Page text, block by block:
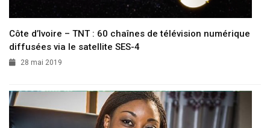
Côte d’Ivoire – TNT : 60 chaînes de télévision numérique
diffusées via le satellite SES-4
28 mai 2019